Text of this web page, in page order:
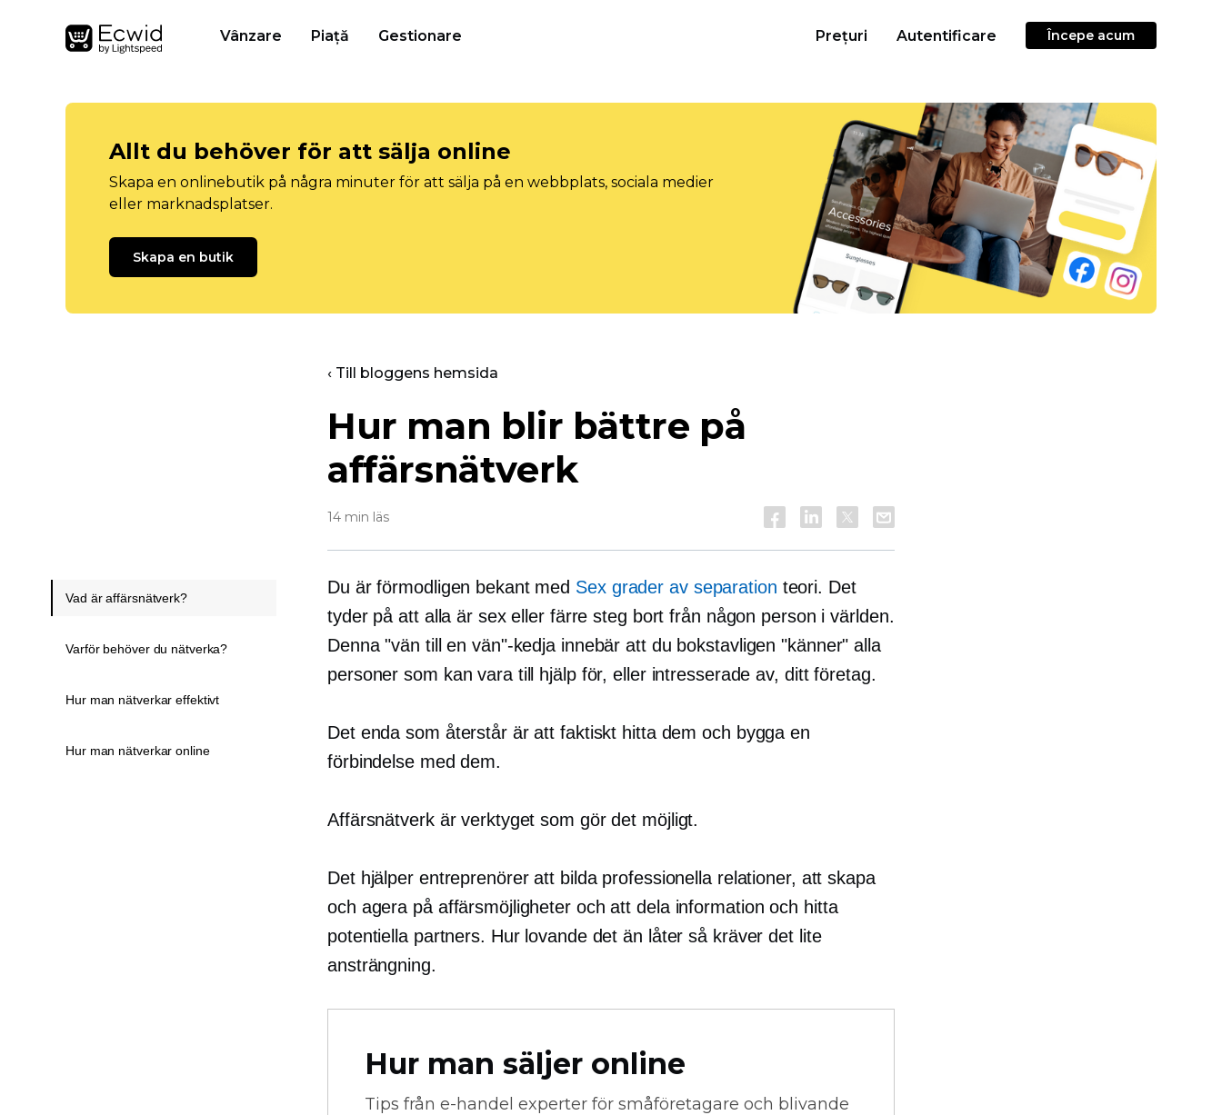
Vânzare Piață Gestionare Prețuri Autentificare Începe acum
Allt du behöver för att sälja online
Skapa en onlinebutik på några minuter för att sälja på en webbplats, sociala medier
eller marknadsplatser.
Skapa en butik
‹ Till bloggens hemsida
Hur man blir bättre på
affärsnätverk
14 min läs
Du är förmodligen bekant med Sex grader av separation teori. Det
tyder på att alla är sex eller färre steg bort från någon person i världen.
Denna "vän till en vän"-kedja innebär att du bokstavligen "känner" alla
personer som kan vara till hjälp för, eller intresserade av, ditt företag.
Det enda som återstår är att faktiskt hitta dem och bygga en
förbindelse med dem.
Affärsnätverk är verktyget som gör det möjligt.
Det hjälper entreprenörer att bilda professionella relationer, att skapa
och agera på affärsmöjligheter och att dela information och hitta
potentiella partners. Hur lovande det än låter så kräver det lite
ansträngning.
Hur man säljer online
Tips från e-handel experter för småföretagare och blivande
Vad är affärsnätverk?
Varför behöver du nätverka?
Hur man nätverkar effektivt
Hur man nätverkar online